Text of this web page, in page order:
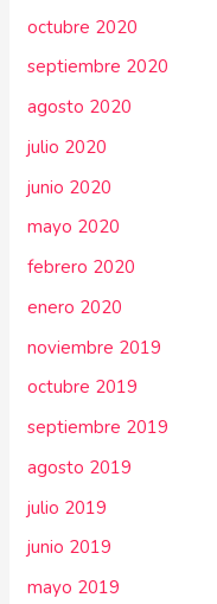
octubre 2020
septiembre 2020
agosto 2020
julio 2020
junio 2020
mayo 2020
febrero 2020
enero 2020
noviembre 2019
octubre 2019
septiembre 2019
agosto 2019
julio 2019
junio 2019
mayo 2019